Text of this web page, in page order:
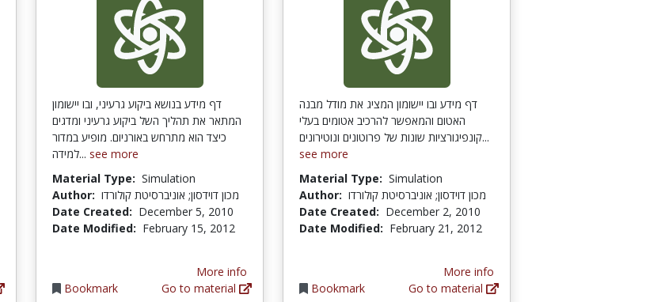
דף מידע בנושא ביקוע גרעיני, ובו יישומון
המתאר את תהליך השל ביקוע גרעיני ומדגים
כיצד הוא מתרחש באורניום. מופיע במדור
למידה... see more
Material Type: Simulation
Author: מכון דוידסון; אוניברסיטת קולורדו
Date Created: December 5, 2010
Date Modified: February 15, 2012
Bookmark
More info
Go to material
דף מידע ובו יישומון המציג את מודל מבנה
האטום והמאפשר להרכיב אטומים בעלי
קונפיגורציות שונות של פרוטונים ונוטירונים...
see more
Material Type: Simulation
Author: מכון דוידסון; אוניברסיטת קולורדו
Date Created: December 2, 2010
Date Modified: February 21, 2012
Bookmark
More info
Go to material